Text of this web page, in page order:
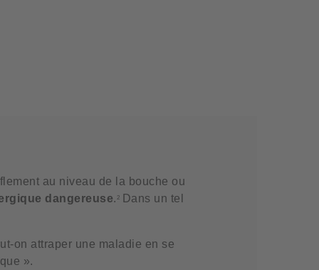
au niveau de la bouche ou
dangereuse. 2
Dans un tel
on attraper une maladie en se
».